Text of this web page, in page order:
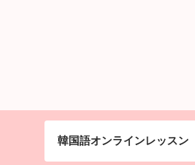
韓国語オンラインレッスン